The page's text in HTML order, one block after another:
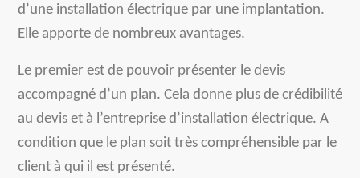
d’une installation électrique par une implantation.
Elle apporte de nombreux avantages.
Le premier est de pouvoir présenter le devis
accompagné d’un plan. Cela donne plus de crédibilité
au devis et à l’entreprise d’installation électrique. A
condition que le plan soit très compréhensible par le
client à qui il est présenté.